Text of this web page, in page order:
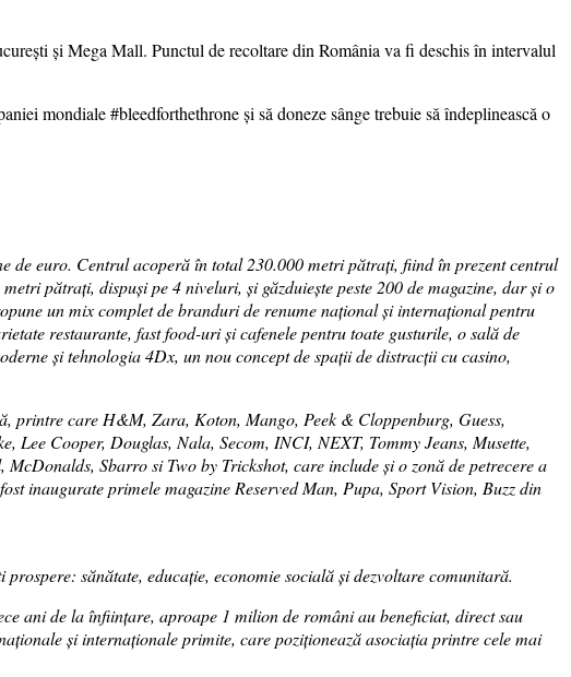
și Mega Mall. Punctul de recoltare din România va fi deschis în intervalul
mondiale #bleedforthethrone și să doneze sânge trebuie să îndeplinească o
de euro. Centrul acoperă în total 230.000 metri pătrați, fiind în prezent centrul
pătrați, dispuși pe 4 niveluri, și găzduiește peste 200 de magazine, dar și o
un mix complet de branduri de renume național și internațional pentru
restaurante, fast food-uri și cafenele pentru toate gusturile, o sală de
și tehnologia 4Dx, un nou concept de spații de distracții cu casino,
printre care H&M, Zara, Koton, Mango, Peek & Cloppenburg, Guess,
Cooper, Douglas, Nala, Secom, INCI, NEXT, Tommy Jeans, Musette,
Sbarro si Two by Trickshot, care include și o zonă de petrecere a
inaugurate primele magazine Reserved Man, Pupa, Sport Vision, Buzz din
sănătate, educație, economie socială și dezvoltare comunitară.
ani de la înființare, aproape 1 milion de români au beneficiat, direct sau
și internaționale primite, care poziționează asociaţia printre cele mai